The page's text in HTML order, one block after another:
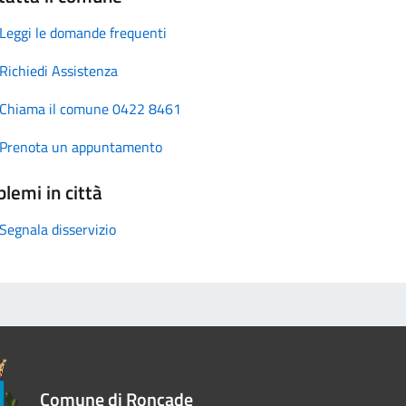
Leggi le domande frequenti
Richiedi Assistenza
Chiama il comune 0422 8461
Prenota un appuntamento
in città
Segnala disservizio
Comune di Roncade